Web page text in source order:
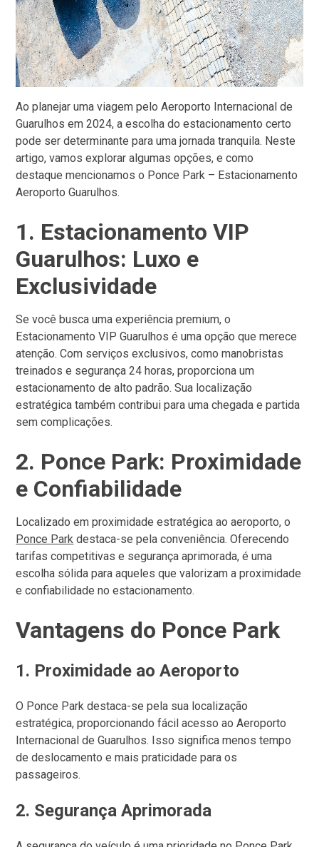
Ao planejar uma viagem pelo Aeroporto Internacional de
Guarulhos em 2024, a escolha do estacionamento certo
pode ser determinante para uma jornada tranquila. Neste
artigo, vamos explorar algumas opções, e como
destaque mencionamos o Ponce Park – Estacionamento
Aeroporto Guarulhos.
1. Estacionamento VIP
Guarulhos: Luxo e
Exclusividade
Se você busca uma experiência premium, o
Estacionamento VIP Guarulhos é uma opção que merece
atenção. Com serviços exclusivos, como manobristas
treinados e segurança 24 horas, proporciona um
estacionamento de alto padrão. Sua localização
estratégica também contribui para uma chegada e partida
sem complicações.
2. Ponce Park: Proximidade
e Confiabilidade
Localizado em proximidade estratégica ao aeroporto, o
Ponce Park destaca-se pela conveniência. Oferecendo
tarifas competitivas e segurança aprimorada, é uma
escolha sólida para aqueles que valorizam a proximidade
e confiabilidade no estacionamento.
Vantagens do Ponce Park
1. Proximidade ao Aeroporto
O Ponce Park destaca-se pela sua localização
estratégica, proporcionando fácil acesso ao Aeroporto
Internacional de Guarulhos. Isso significa menos tempo
de deslocamento e mais praticidade para os
passageiros.
2. Segurança Aprimorada